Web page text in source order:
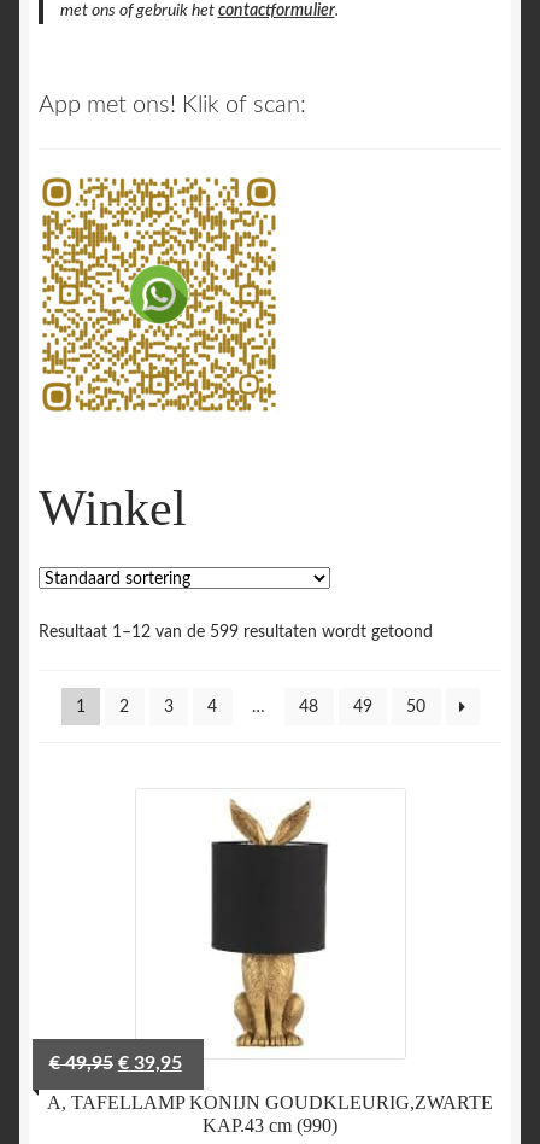
Winkel
Resultaat 1–12 van de 599 resultaten wordt getoond
1 2 3 4 … 48 49 50
A, TAFELLAMP KONIJN GOUDKLEURIG,ZWARTE
KAP.43 cm (990)
€49,95 Oorspronkelijke
prijs
€39,95Huidige
prijs
met ons of gebruik het contactformulier.
App met ons! Klik of scan: